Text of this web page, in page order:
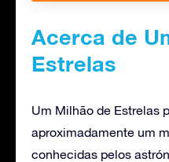
Acerca de
Estrelas
Um Milhão de Estrelas
aproximadamente um
conhecidas pelos